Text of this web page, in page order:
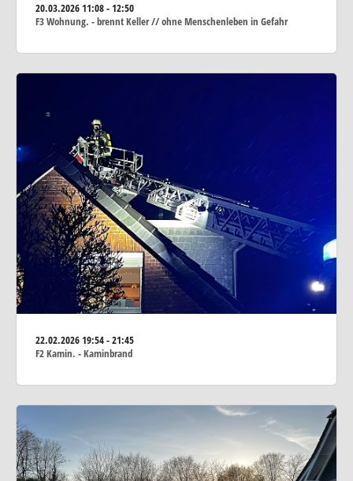
20.03.202611:08 - 12:50
F3 Wohnung. - brennt Keller // ohne Menschenleben in Gefahr
22.02.202619:54 - 21:45
F2 Kamin. - Kaminbrand